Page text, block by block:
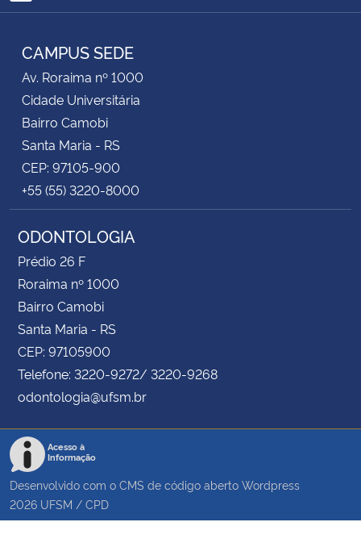
Planalto
RSS
CAMPUS SEDE
Av. Roraima nº 1000
Cidade Universitária
Bairro Camobi
Santa Maria - RS
CEP: 97105-900
+55 (55) 3220-8000
ODONTOLOGIA
Prédio 26 F
Roraima nº 1000
Bairro Camobi
Santa Maria - RS
CEP: 97105900
Telefone: 3220-9272/ 3220-9268
odontologia@ufsm.br
Acesso à
Informação
Desenvolvido com o CMS de código aberto Wordpress
2026 UFSM / CPD